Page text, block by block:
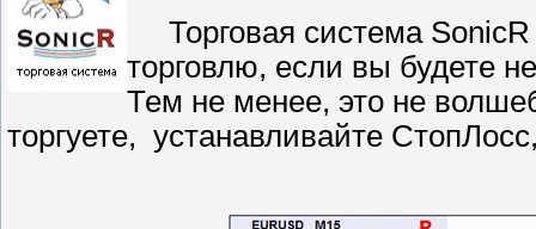
Торговая система
торговлю, если вы будете
Тем не менее, это не
торгуете, устанавливайте